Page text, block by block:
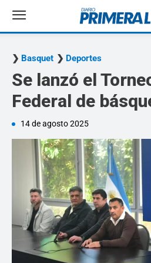
Basquet Deportes
Se lanzó el
Federal de
14 de agosto 2025